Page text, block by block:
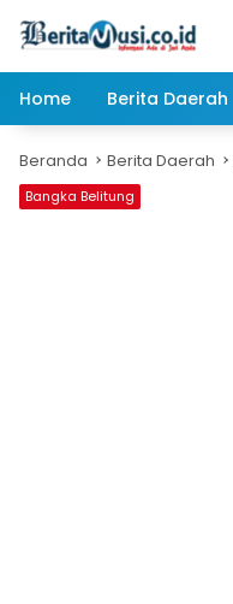
Home
Berita Daerah
Beranda Berita Daerah
Bangka Belitung